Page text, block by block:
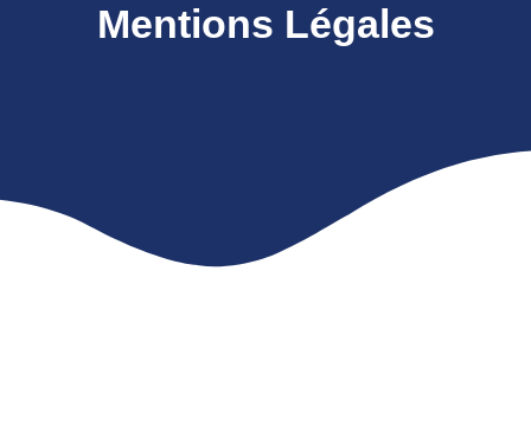
Mentions Légales